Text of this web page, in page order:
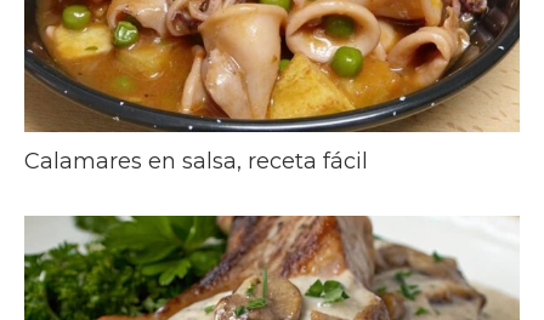
Calamares en salsa, receta fácil